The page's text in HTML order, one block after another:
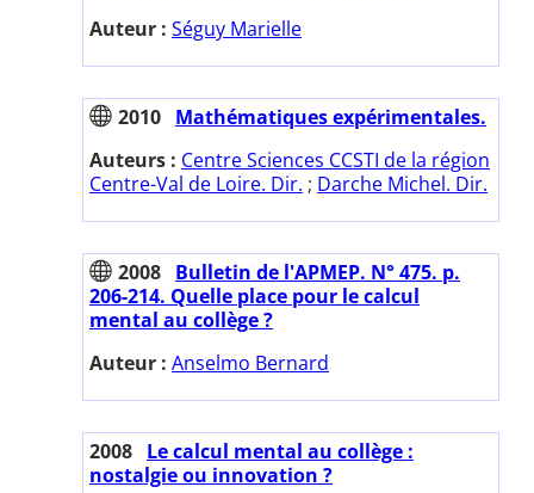
Auteur : Séguy Marielle
2010 Mathématiques expérimentales.
Auteurs : Centre Sciences CCSTI de la région
Centre-Val de Loire. Dir. ; Darche Michel. Dir.
2008 Bulletin de l'APMEP. N° 475. p.
206-214. Quelle place pour le calcul
mental au collège ?
Auteur : Anselmo Bernard
2008 Le calcul mental au collège :
nostalgie ou innovation ?